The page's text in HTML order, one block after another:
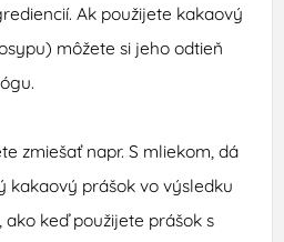
Ak použijete kakaový
môžete si jeho odtieň
zmiešať napr. S mliekom, dá
kakaový prášok vo výsledku
keď použijete prášok s